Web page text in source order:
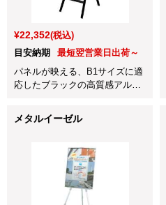
¥22,352(税込)
目安納期
最短翌営業日出荷～
パネルが映える、B1サイズに適
応したブラックの高質感アルミ
メタルイーゼル